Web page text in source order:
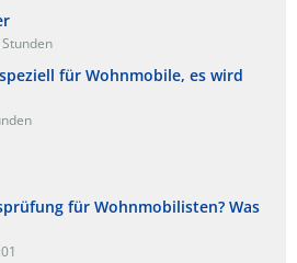
für Wohnmobile, es wird
für Wohnmobilisten? Was